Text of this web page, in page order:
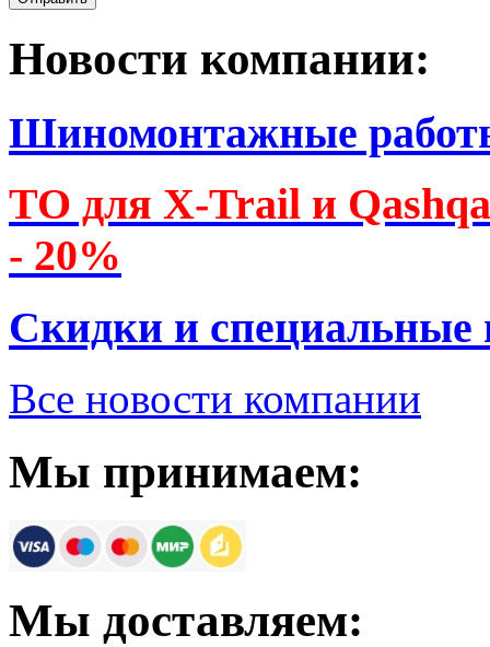
Новости компании:
Шиномонтажные
ТО для X-Trail и
- 20%
Скидки и специальные
Все новости компании
Мы принимаем:
Мы доставляем: